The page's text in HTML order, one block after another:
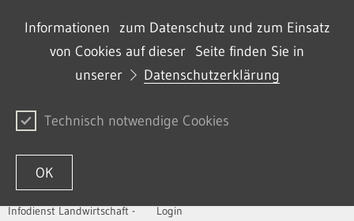
Informationen zum Datenschutz und zum Einsatz
von Cookies auf dieser Seite finden Sie in
unserer
Datenschutzerklärung
Technisch notwendige Cookies
OK
Infodienst Landwirtschaft -
Login